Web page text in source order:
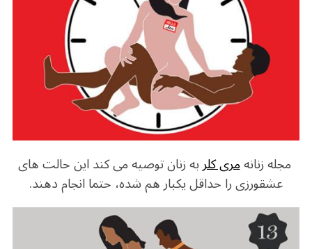
o
o
k
m p
p
مجله زنانهمری کلربه زنان توصیه می کند این حالت های
عشقورزی را حداقل یکبار هم شده، حتما انجام دهند.